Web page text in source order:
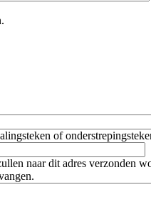
of
naar dit adres